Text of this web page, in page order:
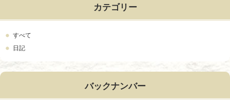
カテゴリー
すべて
日記
バックナンバー